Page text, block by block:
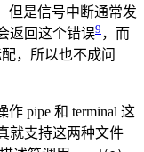
但是信号中断通常发
返回这个错误9 ，而
，所以也不成问
pipe 和 terminal 这
就支持这两种文件